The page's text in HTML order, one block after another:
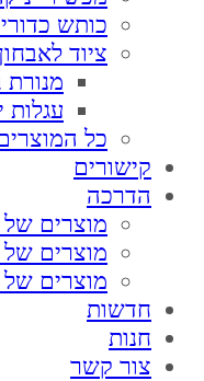
כותש
ציוד
מנורת
עגלות
כל
קישורים
הדרכה
מוצרים של MIR
מוצרים של HUNTLEIGH
מוצרים של BIEGLER
חדשות
חנות
צור קשר